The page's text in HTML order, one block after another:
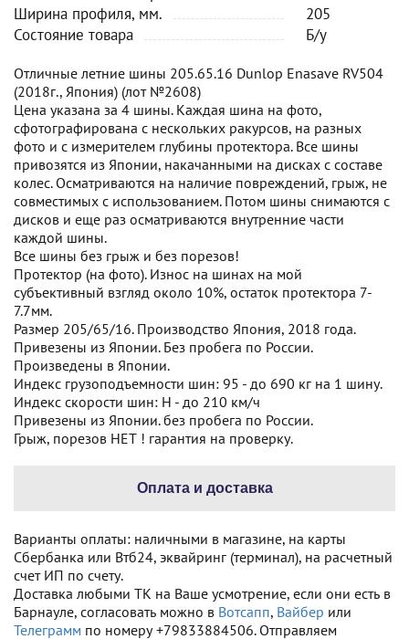
Ширина профиля, мм.
205
Состояние товара
Б/у
Отличные летние шины 205.65.16 Dunlop Enasave RV504
(2018г., Япония) (лот №2608)
Цена указана за 4 шины. Каждая шина на фото,
сфотографирована с нескольких ракурсов, на разных
фото и с измерителем глубины протектора. Все шины
привозятся из Японии, накачанными на дисках с составе
колес. Осматриваются на наличие повреждений, грыж, не
совместимых с использованием. Потом шины снимаются с
дисков и еще раз осматриваются внутренние части
каждой шины.
Все шины без грыж и без порезов!
Протектор (на фото). Износ на шинах на мой
субъективный взгляд около 10%, остаток протектора 7-
7.7мм.
Размер 205/65/16. Производство Япония, 2018 года.
Привезены из Японии. Без пробега по России.
Произведены в Японии.
Индекс грузоподъемности шин: 95 - до 690 кг на 1 шину.
Индекс скорости шин: H - до 210 км/ч
Привезены из Японии. без пробега по России.
Грыж, порезов НЕТ ! гарантия на проверку.
Оплата и доставка
Варианты оплаты: наличными в магазине, на карты
Сбербанка или Втб24, эквайринг (терминал), на расчетный
счет ИП по счету.
Доставка любыми ТК на Ваше усмотрение, если они есть в
Барнауле, согласовать можно в Вотсапп, Вайбер или
Телеграмм по номеру +79833884506. Отправляем